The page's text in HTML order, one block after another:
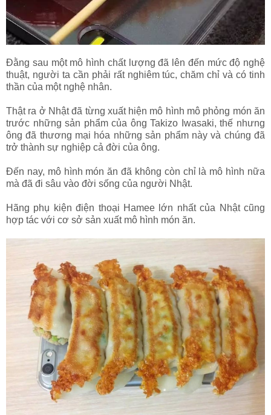
Đằng sau một mô hình chất lượng đã lên đến mức độ nghệ
thuật, người ta cần phải rất nghiêm túc, chăm chỉ và có tinh
thần của một nghệ nhân.
Thật ra ở Nhật đã từng xuất hiện mô hình mô phỏng món ăn
trước những sản phẩm của ông Takizo Iwasaki, thế nhưng
ông đã thương mại hóa những sản phẩm này và chúng đã
trở thành sự nghiệp cả đời của ông.
Đến nay, mô hình món ăn đã không còn chỉ là mô hình nữa
mà đã đi sâu vào đời sống của người Nhật.
Hãng phụ kiện điện thoại Hamee lớn nhất của Nhật cũng
hợp tác với cơ sở sản xuất mô hình món ăn.